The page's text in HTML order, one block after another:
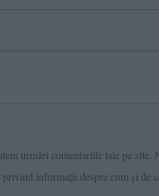
urmări comentariile tale pe
informaţii despre cum și de